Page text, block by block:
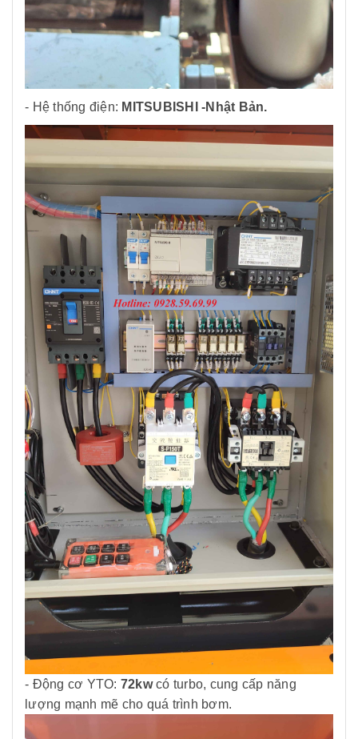
- Hệ thống điện: MITSUBISHI -Nhật Bản.
- Động cơ YTO: 72kwcó turbo, cung cấp năng
lượng mạnh mẽ cho quá trình bơm.